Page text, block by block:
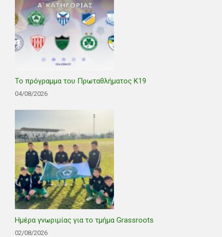
Το πρόγραμμα του Πρωταθλήματος Κ19
04/08/2026
Ημέρα γνωριμίας για το τμήμα Grassroots
02/08/2026